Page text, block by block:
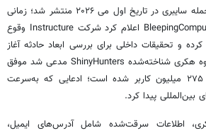
اولین گزارش‌ها درباره این حمله سایبری در تاریخ اول می ۲۰۲۶ منتشر شد؛ زمانی
که رسانه امنیت سایبری BleepingComputer اعلام کرد شرکت Instructure وقوع
و تحقیقات داخلی برای بررسی ابعاد حادثه آغاز
شده است. چند روز بعد، گروه هکری شناخته‌شده ShinyHunters مدعی شد موفق
به استخراج اطلاعات حدود ۲۷۵ میلیون کاربر شده است؛ ادعایی که به‌سرعت
بین‌المللی پیدا کرد.
اطلاعات سرقت‌شده شامل آدرس‌های ایمیل،